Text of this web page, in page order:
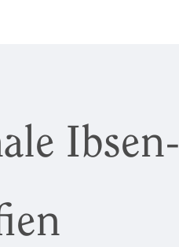
Ibsen-